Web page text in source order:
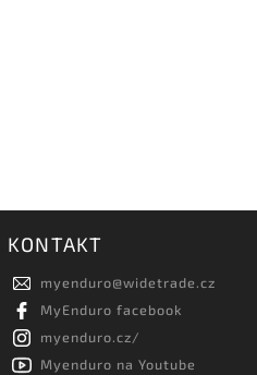
KONTAKT
myenduro@widetrade.cz
MyEnduro facebook
myenduro.cz/
Myenduro na Youtube